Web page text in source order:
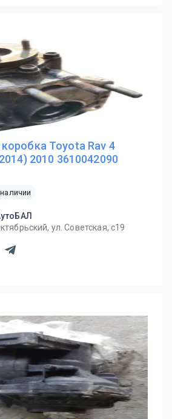
Toyota Rav 4
2010 3610042090
ул. Советская, с19